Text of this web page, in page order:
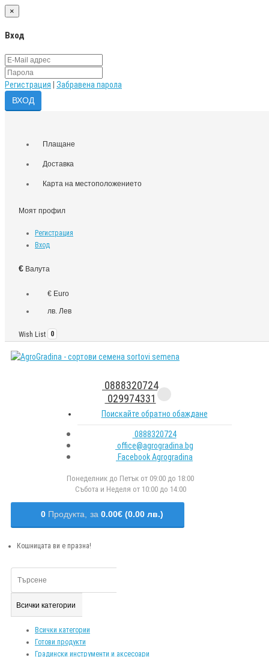
×
Вход
Регистрация Забравена парола
Плащане
Доставка
Карта на местоположението
Моят профил
Регистрация
Вход
€ Валута
€ Euro
лв. Лев
Wish List 0
0888320724
029974331
Поискайте обратно обаждане
0888320724
office@agrogradina.bg
Facebook Agrogradina
Понеделник до Петък от 09:00 до 18:00
Събота и Неделя от 10:00 до 14:00
0 Продукта, за 0.00€ (0.00 лв.)
Кошницата ви е празна!
Всички категории
Всички категории
Готови продукти
Градински инструменти и аксесоари